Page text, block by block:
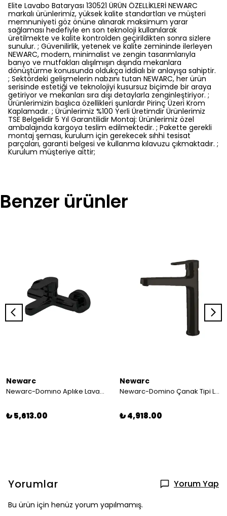
Elite Lavabo Bataryası 130521 ÜRÜN ÖZELLİKLERİ NEWARC
markalı ürünlerimiz, yüksek kalite standartları ve müşteri
memnuniyeti göz önüne alınarak maksimum yarar
sağlaması hedefiyle en son teknoloji kullanılarak
üretilmekte ve kalite kontrolden geçirildikten sonra sizlere
sunulur. ; Güvenilirlik, yetenek ve kalite zemininde ilerleyen
NEWARC, modern, minimalist ve zengin tasarımlarıyla
banyo ve mutfakları alışılmışın dışında mekanlara
dönüştürme konusunda oldukça iddialı bir anlayışa sahiptir.
; Sektördeki gelişmelerin nabzını tutan NEWARC, her ürün
serisinde estetiği ve teknolojiyi kusursuz biçimde bir araya
getiriyor ve mekanları sıra dışı detaylarla zenginleştiriyor. ;
Ürünlerimizin başlıca özellikleri şunlardır Pirinç Üzeri Krom
Kaplamadır. ; Ürünlerimiz %100 Yerli Üretimdir Ürünlerimiz
TSE Belgelidir 5 Yıl Garantilidir Montaj: Ürünlerimiz özel
ambalajında kargoya teslim edilmektedir. ; Pakette gerekli
montaj şeması, kurulum için gerekecek sıhhi tesisat
parçaları, garanti belgesi ve kullanma kılavuzu çıkmaktadır. ;
Kurulum müşteriye aittir;
Benzer ürünler
Newarc
Newarc-Domıno Aplıke Lavabo Bataryası Sıyah 971551b
₺ 5,613.00
Newarc
Newarc-Domino Çanak Tipi Lavabo Bataryası Siyah 971001b
₺ 4,918.00
Yorumlar Yorum Yap
Bu ürün için henüz yorum yapılmamış.